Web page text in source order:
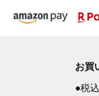
お買
●税